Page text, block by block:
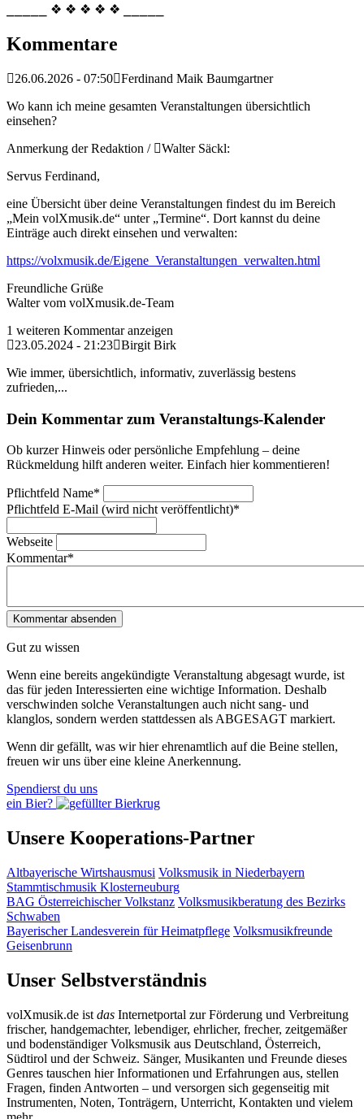
⎯⎯⎯⎯⎯ ❖ ❖ ❖ ❖ ❖ ⎯⎯⎯⎯⎯
Kommentare
26.06.2026 - 07:50 Ferdinand Maik Baumgartner
Wo kann ich meine gesamten Veranstaltungen übersichtlich
einsehen?
Anmerkung der Redaktion /
Walter Säckl:
Servus Ferdinand,
eine Übersicht über deine Veranstaltungen findest du im Bereich
„Mein volXmusik.de“ unter „Termine“. Dort kannst du deine
Einträge auch direkt einsehen und verwalten:
https://volxmusik.de/Eigene_Veranstaltungen_verwalten.html
Freundliche Grüße
Walter vom volXmusik.de-Team
1 weiteren Kommentar anzeigen
23.05.2024 - 21:23 Birgit Birk
Wie immer, übersichtlich, informativ, zuverlässig bestens
zufrieden,...
Dein Kommentar zum Veranstaltungs-Kalender
Ob kurzer Hinweis oder persönliche Empfehlung – deine
Rückmeldung hilft anderen weiter. Einfach hier kommentieren!
Pflichtfeld Name*
Pflichtfeld E-Mail (wird nicht veröffentlicht)*
Webseite
Kommentar*
Gut zu wissen
Wenn eine bereits ange­kündigte Veranstaltung abgesagt wurde, ist
das für jeden Interessierten eine wichtige Information. Deshalb
verschwinden solche Veran­staltungen auch nicht sang- und
klanglos, sondern werden statt­dessen alsABGESAGT markiert.
Wenn dir gefällt, was wir hier ehrenamtlich auf die Beine stellen,
freuen wir uns über eine kleine Anerkennung.
Spendierst du uns
ein Bier?
Unsere Kooperations-Partner
Altbayerische Wirtshausmusi Volksmusik in Niederbayern
Stammtischmusik Klosterneuburg
BAG Österreichischer Volkstanz Volksmusikberatung des Bezirks
Schwaben
Bayerischer Landesverein für Heimatpflege Volksmusikfreunde
Geisenbrunn
Unser Selbstverständnis
volXmusik.de ist das Internetportal zur Förderung und Verbreitung
frischer, handgemachter, lebendiger, ehrlicher, frecher, zeitgemäßer
und bodenständiger Volksmusik aus Deutschland, Österreich,
Südtirol und der Schweiz. Sänger, Musikanten und Freunde dieses
Genres tauschen hier Informationen und Erfahrungen aus, stellen
Fragen, finden Antworten – und versorgen sich gegenseitig mit
Instrumenten, Noten, Tonträgern, Unterricht, Kontakten und vielem